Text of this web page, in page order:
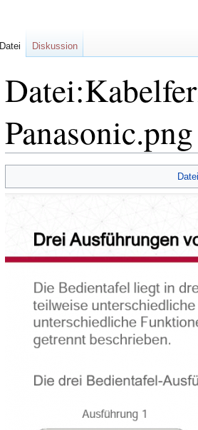
Panasonic.png
Navigation
springen
Suche
springen
Datei Diskussion